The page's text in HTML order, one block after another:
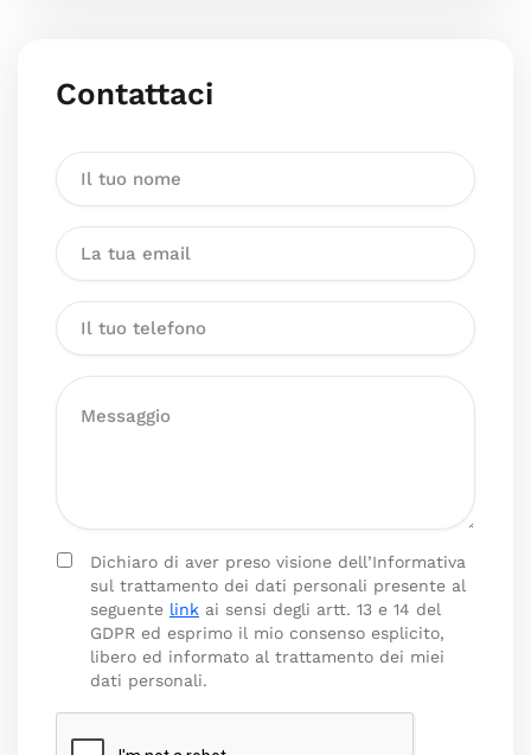
Contattaci
Dichiaro di aver preso visione dell’Informativa
sul trattamento dei dati personali presente al
seguente link ai sensi degli artt. 13 e 14 del
GDPR ed esprimo il mio consenso esplicito,
libero ed informato al trattamento dei miei
dati personali.